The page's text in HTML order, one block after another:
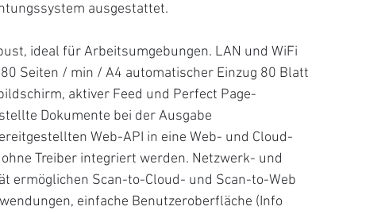
ausgestattet.
ideal für Arbeitsumgebungen. LAN und WiFi
Seiten / min / A4 automatischer Einzug 80 Blatt
aktiver Feed und Perfect Page-
Dokumente bei der Ausgabe
Web-API in eine Web- und Cloud-
Treiber integriert werden. Netzwerk- und
ermöglichen Scan-to-Cloud- und Scan-to-Web
einfache Benutzeroberfläche (Info